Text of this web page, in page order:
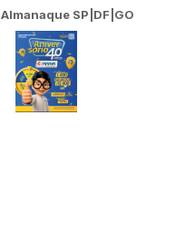
Almanaque SP|DF|GO